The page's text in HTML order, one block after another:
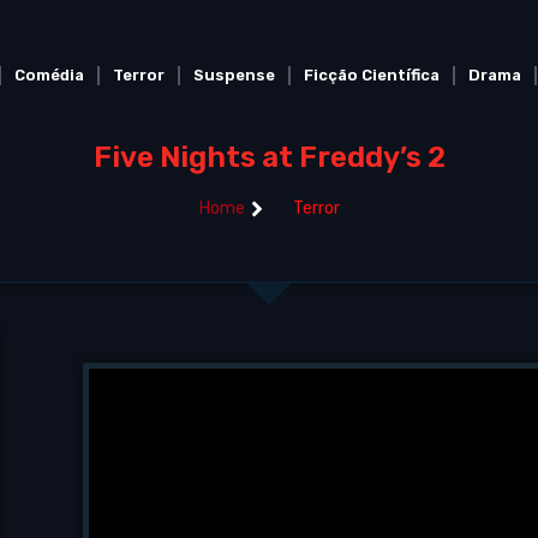
Comédia Terror Suspense Ficção Científica Drama
Five Nights at Freddy’s 2
Home Terror